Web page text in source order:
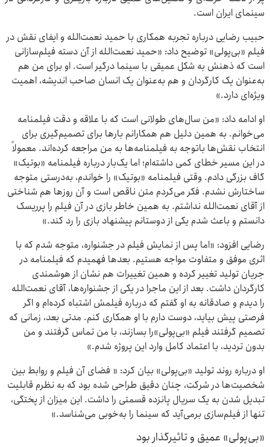
سینمای ایران است.
حبیب رضایی درباره تجربه‌ همکاری با حمید نعمت‌الله و ایفای نقش در
فیلم «بی‌پولی» توضیح داد: «حمید نعمت‌الله از آن دسته فیلم‌سازانی‌
است که ذهنش به شکل عمیقی با سینما درگیر است. او برای من هم
به‌عنوان یک کارگردان و هم به‌عنوان یک انسان صاحب اندیشه، اهمیت
ویژه‌ای دارد.»
او ادامه داد: «من سال‌های طولانی است که با علاقه و دقت فیلمنامه
می‌خوانم. به همین دلیل هم همکارانم بارها برای تصمیم‌گیری برای
انتخاب نقش‌ها باتوجه به فیلمنامه‌ها به من مراجعه کرده‌اند. معمولاً
در این مسیر خطای کمی داشته‌ام؛ اما یک‌بار درباره فیلمنامه‌ «بوتیک»
گاف بزرگی دادم. وقتی فیلمنامه «بوتیک» را خواندم، به‌درستی متوجه
ساختارش نشدم. فکر می‌کردم متن ناقص است و آن روزها هم شناختی
از آقای نعمت‌الله نداشتم. به همین خاطر بازی در آن فیلم را پرریسک
دانستم و باعث شدم یکی از دوستانم پیشنهاد بازی را رد کند.»
رضایی افزود: «اما پس از نمایش فیلم در جشنواره، متوجه شدم که با
اثری موفق و متفاوت مواجه‌ هستیم. بعدها فهمیدم که فیلمنامه در
جریان تولید تغییر کرده و همین تغییرات هم نشان از هوشمندی
کارگردان داشت. بعد از این ماجرا در یکی از جشنواره‌ها، آقای نعمت‌الله
را دیدم و صادقانه به او گفتم که درباره فیلمش اشتباه کرده‌ام و اگر
فرصتی پیش بیاید، دوست دارم با او همکاری کنم. مدتی بعد، زمانی که
تصمیم گرفتند فیلم «بی‌پولی»را بسازند، با من تماس گرفتند و من
بدون تردید، با اعتماد کامل وارد این پروژه شدم.»
او درباره روند تولید «بی‌پولی» بیان کرد: « فضای آن فیلم و روابط بین
شخصیت‌ها در شرکت، چنان دقیق طراحی شده بود که به نظرم قابلیت
تبدیل شدن به یک سریال پانزده قسمتی را داشت. این میزان از پختگی،
تنها از فیلم‌سازی برمی‌آید که سینما را به‌خوبی می‌شناسد.»
«بی‌پولی» عمیق و تاثیرگذار بود